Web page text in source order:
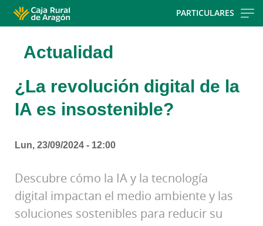
PARTICULARES
Actualidad
¿La revolución digital de la
IA es insostenible?
Lun, 23/09/2024 - 12:00
Descubre cómo la IA y la tecnología
digital impactan el medio ambiente y las
soluciones sostenibles para reducir su